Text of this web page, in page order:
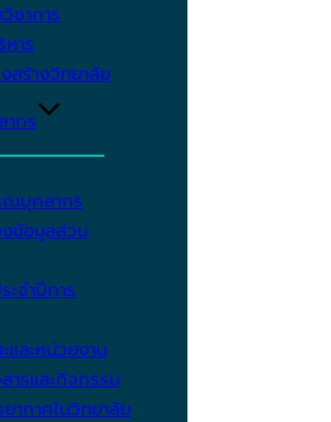
ชาการ
าร
สร้างวิทยาลัย
กร
ณบุคลากร
ข้อมูลส่วน
จำปีการ
ละหน่วยงาน
ารและกิจกรรม
ากาศในวิทยาลัย